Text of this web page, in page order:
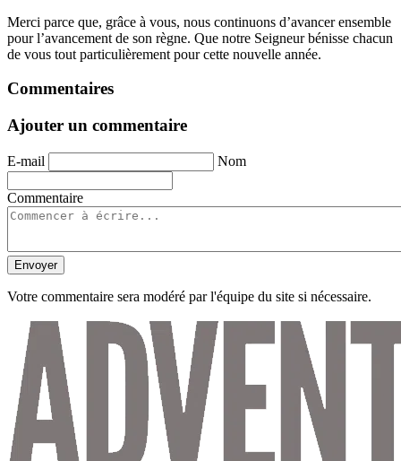
Merci parce que, grâce à vous, nous continuons d’avancer ensemble
pour l’avancement de son règne. Que notre Seigneur bénisse chacun
de vous tout particulièrement pour cette nouvelle année.
Commentaires
Ajouter un commentaire
E-mail Nom
Commentaire
Envoyer
Votre commentaire sera modéré par l'équipe du site si nécessaire.